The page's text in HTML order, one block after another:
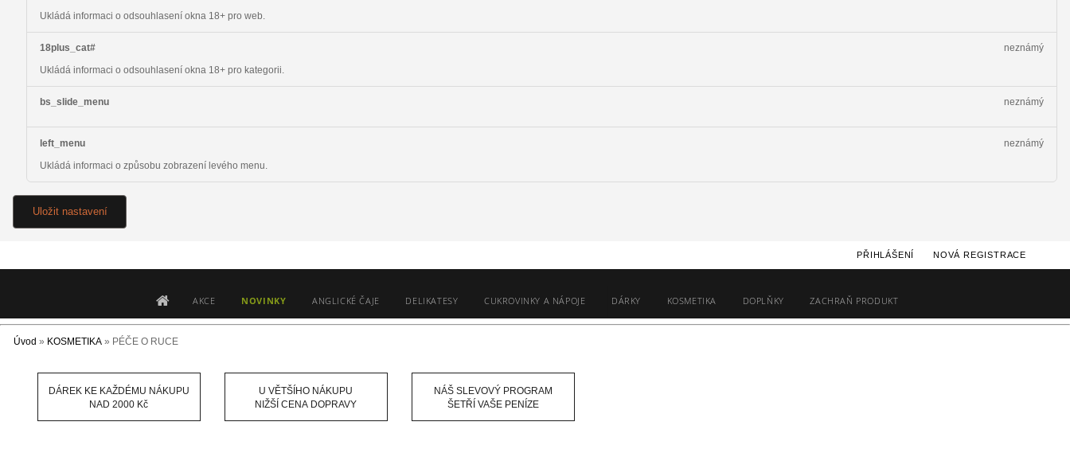
Ukládá informaci o odsouhlasení okna 18+ pro web.
18plus_cat#
Ukládá informaci o odsouhlasení okna 18+ pro kategorii.
neznámý
bs_slide_menu neznámý
left_menu
Ukládá informaci o způsobu zobrazení levého menu.
neznámý
Uložit nastavení
PŘIHLÁŠENÍ NOVÁ REGISTRACE
AKCE NOVINKY ANGLICKÉ ČAJE DELIKATESY CUKROVINKY A NÁPOJE DÁRKY KOSMETIKA DOPLŇKY ZACHRAŇ PRODUKT
Úvod » KOSMETIKA » PÉČE O RUCE